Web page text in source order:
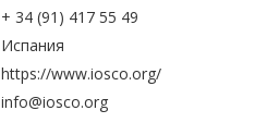
+ 34 (91) 417 55 49
Испания
https://www.iosco.org/
info@iosco.org